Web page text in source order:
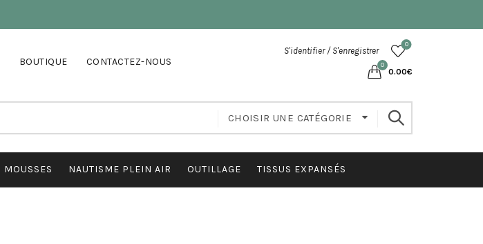
BOUTIQUE CONTACTEZ-NOUS
S'identifier / S'enregistrer
0
0
0.00€
CHOISIR UNE CATÉGORIE
MOUSSES NAUTISME PLEIN AIR OUTILLAGE TISSUS EXPANSÉS